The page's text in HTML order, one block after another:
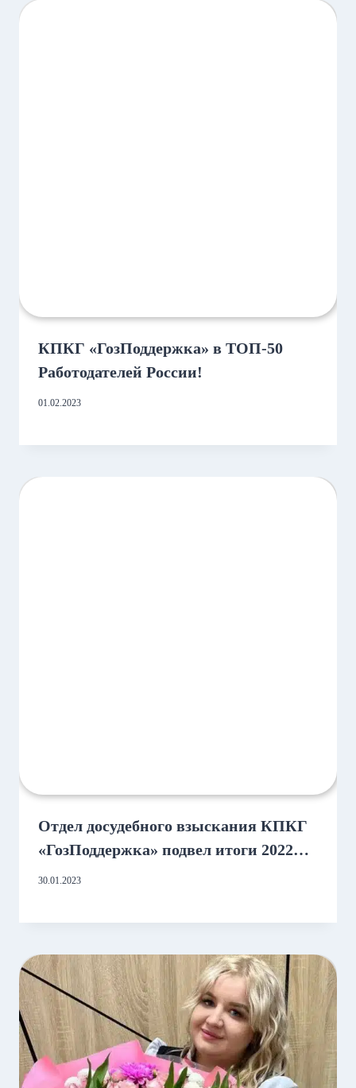
КПКГ «ГозПоддержка» в ТОП-50
Работодателей России!
01.02.2023
Отдел досудебного взыскания КПКГ
«ГозПоддержка» подвел итоги 2022
года
30.01.2023